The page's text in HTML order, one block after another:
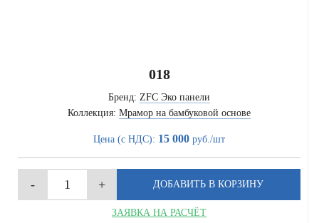
018
Бренд: ZFC Эко панели
Коллекция: Мрамор на бамбуковой основе
Цена (с НДС): 15 000 руб./шт
ЗАЯВКА НА РАСЧЁТ